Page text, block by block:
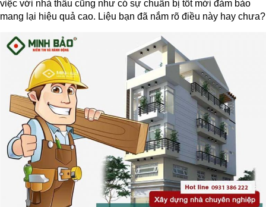
việc với nhà thầu cũng như có sự chuẩn bị tốt mới đảm bảo
mang lại hiệu quả cao. Liệu bạn đã nắm rõ điều này hay chưa?